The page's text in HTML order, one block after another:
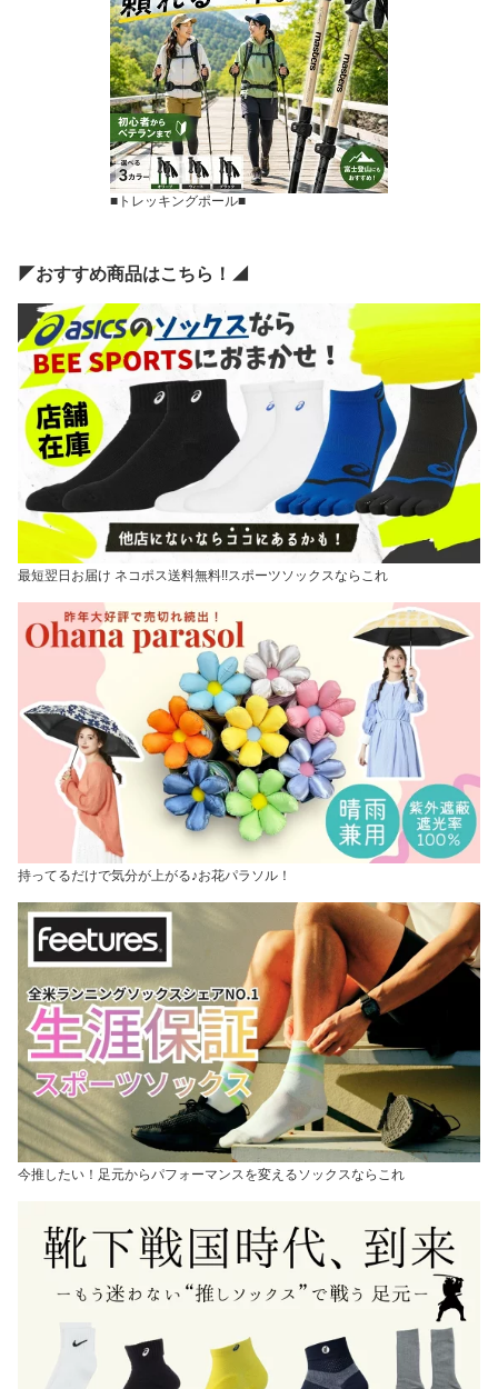
■トレッキングポール■
◤おすすめ商品はこちら！◢
最短翌日お届け ネコポス送料無料!!スポーツソックスならこれ
持ってるだけで気分が上がる♪お花パラソル！
今推したい！足元からパフォーマンスを変えるソックスならこれ